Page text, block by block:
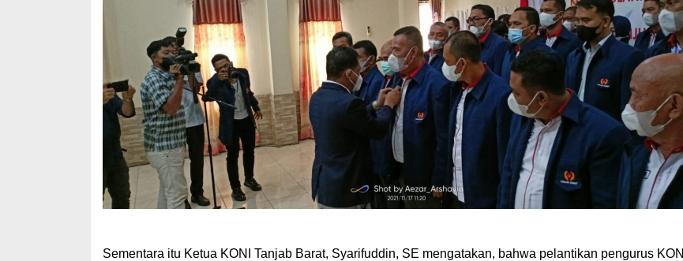
Sementara itu Ketua KONI Tanjab Barat, Syarifuddin, SE mengatakan, bahwa pelantikan pengurus KONI